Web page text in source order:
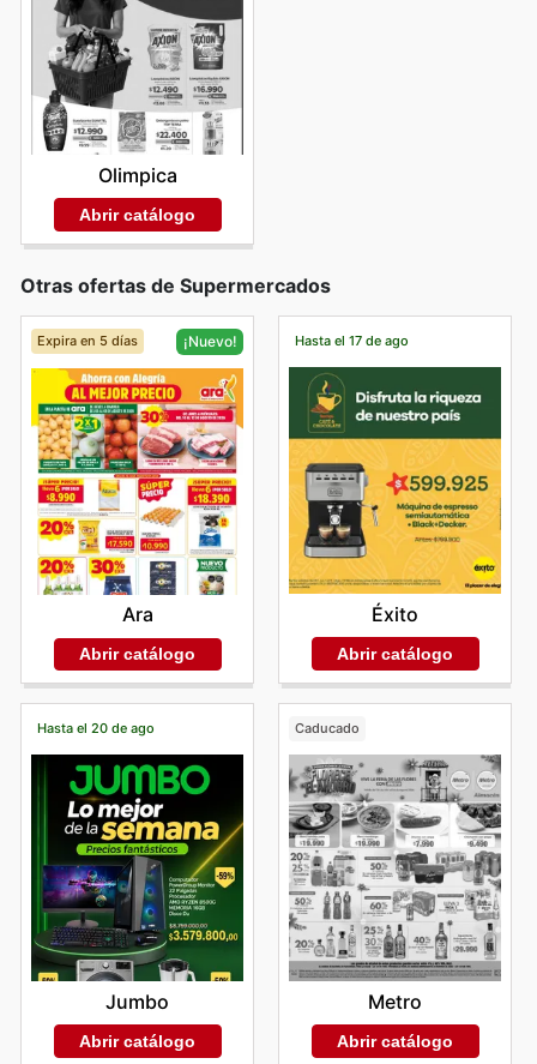
Olimpica
Abrir catálogo
Otras ofertas de Supermercados
Expira en 5 días ¡Nuevo!
Ara
Abrir catálogo
Hasta el 17 de ago
Éxito
Abrir catálogo
Hasta el 20 de ago
Jumbo
Abrir catálogo
Caducado
Metro
Abrir catálogo